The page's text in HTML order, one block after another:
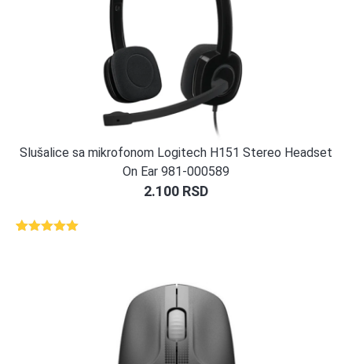
Slušalice sa mikrofonom Logitech H151 Stereo Headset
On Ear 981-000589
2.100 RSD